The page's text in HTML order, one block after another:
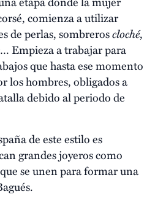
comienza a utilizar
de perlas, sombreroscloché,
… Empieza a trabajar para
que hasta ese momento
los hombres, obligados a
debido al periodo de
de este estilo es
grandes joyeros como
se unen para formar una